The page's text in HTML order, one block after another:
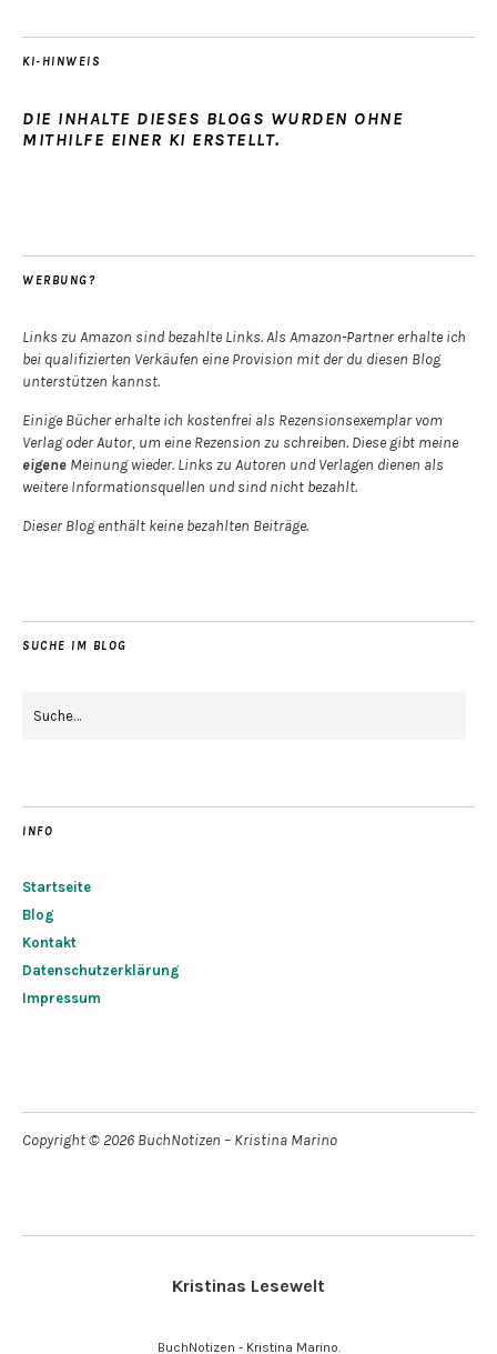
KI-HINWEIS
DIE INHALTE DIESES BLOGS WURDEN OHNE
MITHILFE EINER KI ERSTELLT.
WERBUNG?
Links zu Amazon sind bezahlte Links. Als Amazon-Partner erhalte ich
bei qualifizierten Verkäufen eine Provision mit der du diesen Blog
unterstützen kannst.
Einige Bücher erhalte ich kostenfrei als Rezensionsexemplar vom
Verlag oder Autor, um eine Rezension zu schreiben. Diese gibt meine
eigene Meinung wieder. Links zu Autoren und Verlagen dienen als
weitere Informationsquellen und sind nicht bezahlt.
Dieser Blog enthält keine bezahlten Beiträge.
SUCHE IM BLOG
INFO
Startseite
Blog
Kontakt
Datenschutzerklärung
Impressum
Copyright © 2026 BuchNotizen – Kristina Marino
Kristinas Lesewelt
BuchNotizen - Kristina Marino